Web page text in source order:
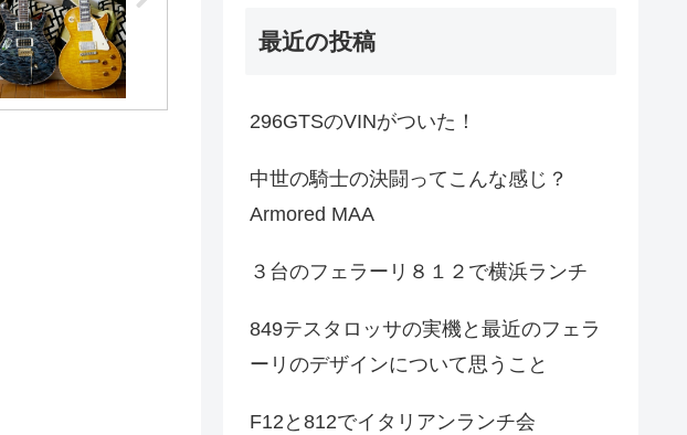
最近の投稿
296GTSのVINがついた！
中世の騎士の決闘ってこんな感じ？
Armored MAA
３台のフェラーリ８１２で横浜ランチ
849テスタロッサの実機と最近のフェラ
ーリのデザインについて思うこと
F12と812でイタリアンランチ会